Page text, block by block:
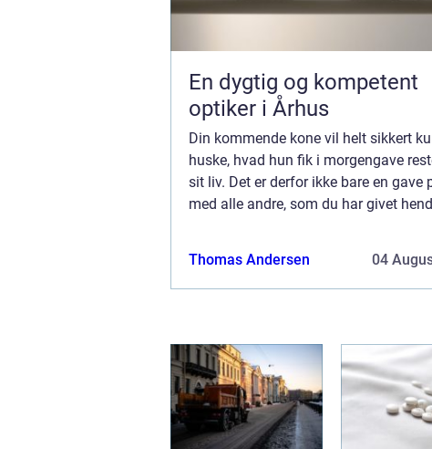
En dygtig og kompetent
optiker i Århus
Din kommende kone vil helt sikkert
huske, hvad hun fik i morgengave
sit liv. Det er derfor ikke bare en gave
med alle andre, som du har givet
Thomas Andersen 04